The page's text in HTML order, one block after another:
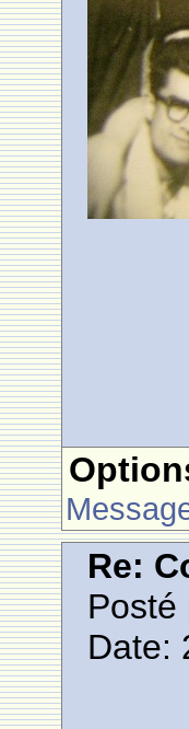
Re:
Posté
Date: